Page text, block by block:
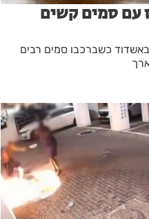
עם סמים קשים
נתפס באשדוד כשברכבו סמים רבים